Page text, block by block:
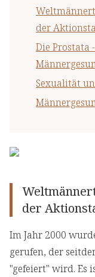
der
Die Prostata
Sexualität
der
Im Jahr 2000
gerufen, der
"gefeiert" wird. Es